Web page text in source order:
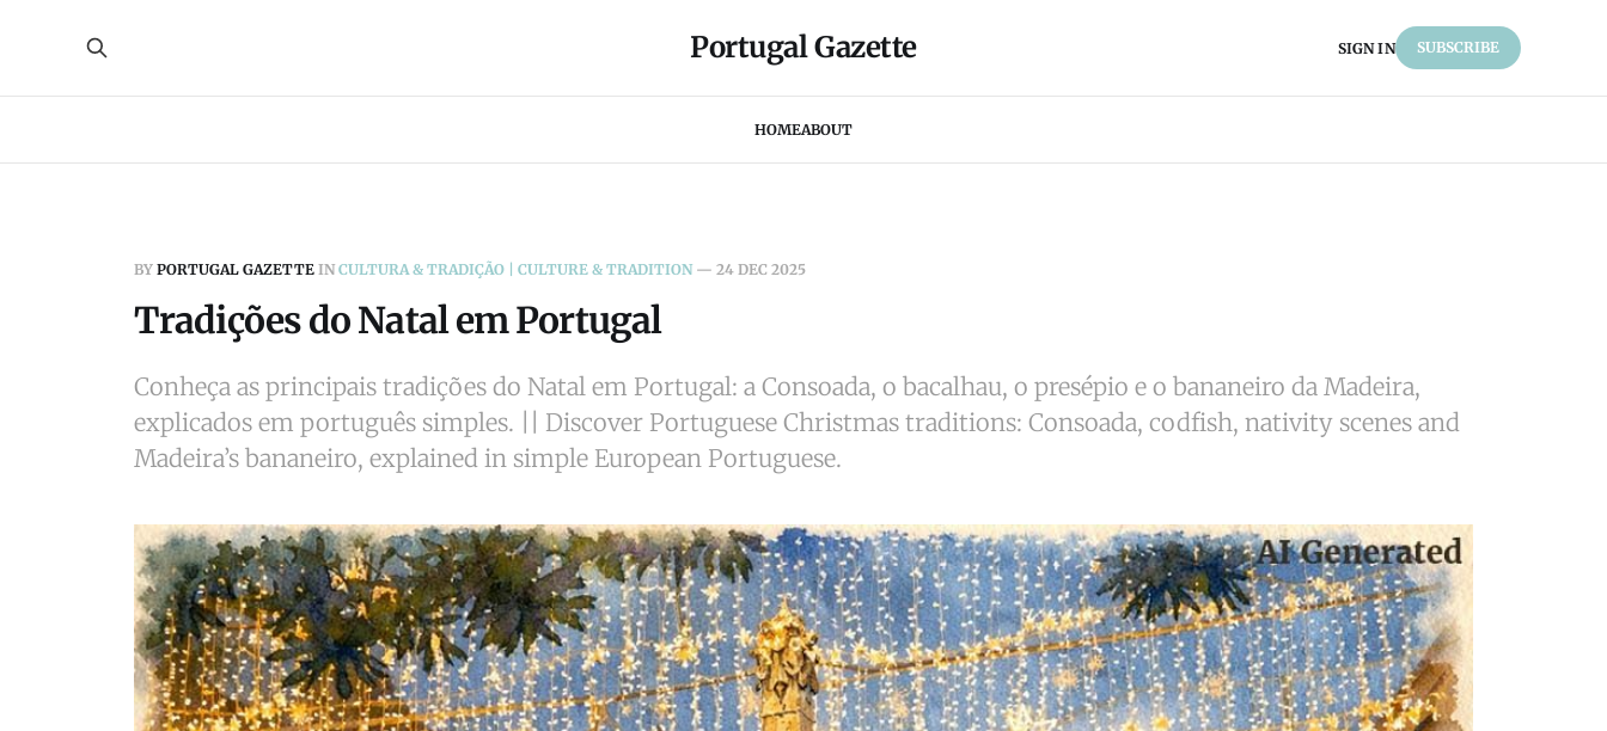
Portugal Gazette
HOMEABOUT
SIGN IN SUBSCRIBE
BY PORTUGAL GAZETTE IN CULTURA & TRADIÇÃO | CULTURE & TRADITION— 24 DEC 2025
Tradições do Natal em Portugal
Conheça as principais tradições do Natal em Portugal: a Consoada, o bacalhau, o presépio e o bananeiro da Madeira,
explicados em português simples. || Discover Portuguese Christmas traditions: Consoada, codfish, nativity scenes and
Madeira’s bananeiro, explained in simple European Portuguese.